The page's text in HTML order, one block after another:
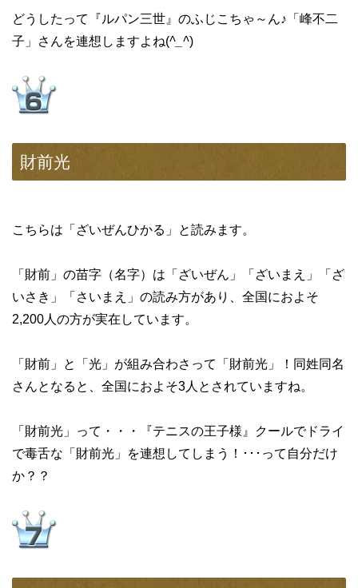
どうしたって『ルパン三世』のふじこちゃ～ん♪「峰不二
子」さんを連想しますよね(^_^)
財前光
こちらは「ざいぜんひかる」と読みます。
「財前」の苗字（名字）は「ざいぜん」「ざいまえ」「ざ
いさき」「さいまえ」の読み方があり、全国におよそ
2,200人の方が実在しています。
「財前」と「光」が組み合わさって「財前光」！同姓同名
さんとなると、全国におよそ3人とされていますね。
「財前光」って・・・『テニスの王子様』クールでドライ
で毒舌な「財前光」を連想してしまう！･･･って自分だけ
か？？